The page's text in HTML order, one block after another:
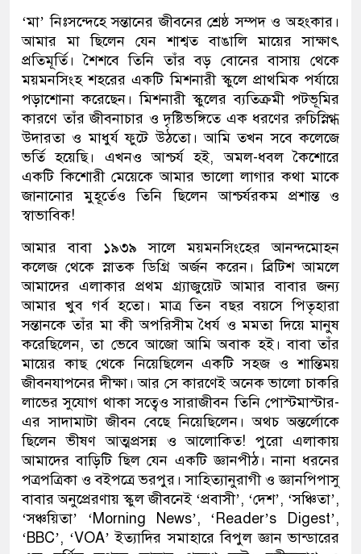
‘মা’ নিঃসন্দেহে সন্তানের জীবনের শ্রেষ্ঠ সম্পদ ও অহংকার।
আমার মা ছিলেন যেন শাশ্বত বাঙালি মায়ের সাক্ষাৎ
প্রতিমূর্তি। শৈশবে তিনি তাঁর বড় বোনের বাসায় থেকে
ময়মনসিংহ শহরের একটি মিশনারী স্কুলে প্রাথমিক পর্যায়ে
পড়াশোনা করেছেন। মিশনারী স্কুলের ব্যতিক্রমী পটভূমির
কারণে তাঁর জীবনাচার ও দৃষ্টিভঙ্গিতে এক ধরণের রুচিস্নিগ্ধ
উদারতা ও মাধুর্য ফুটে উঠতো। আমি তখন সবে কলেজে
ভর্তি হয়েছি। এখনও আশ্চর্য হই, অমল-ধবল কৈশোরে
একটি কিশোরী মেয়েকে আমার ভালো লাগার কথা মাকে
জানানোর মুহূর্তেও তিনি ছিলেন আশ্চর্যরকম প্রশান্ত ও
স্বাভাবিক!
আমার বাবা ১৯৩৯ সালে ময়মনসিংহের আনন্দমোহন
কলেজ থেকে স্নাতক ডিগ্রি অর্জন করেন। ব্রিটিশ আমলে
আমাদের এলাকার প্রথম গ্র্যাজুয়েট আমার বাবার জন্য
আমার খুব গর্ব হতো। মাত্র তিন বছর বয়সে পিতৃহারা
সন্তানকে তাঁর মা কী অপরিসীম ধৈর্য ও মমতা দিয়ে মানুষ
করেছিলেন, তা ভেবে আজো আমি অবাক হই। বাবা তাঁর
মায়ের কাছ থেকে নিয়েছিলেন একটি সহজ ও শান্তিময়
জীবনযাপনের দীক্ষা। আর সে কারণেই অনেক ভালো চাকরি
লাভের সুযোগ থাকা সত্বেও সারাজীবন তিনি পোস্টমাস্টার-
এর সাদামাটা জীবন বেছে নিয়েছিলেন। অথচ অন্তর্লোকে
ছিলেন ভীষণ আত্মপ্রসন্ন ও আলোকিত! পুরো এলাকায়
আমাদের বাড়িটি ছিল যেন একটি জ্ঞানপীঠ। নানা ধরনের
পত্রপত্রিকা ও বইপত্রে ভরপুর। সাহিত্যানুরাগী ও জ্ঞানপিপাসু
বাবার অনুপ্রেরণায় স্কুল জীবনেই ‘প্রবাসী’, ‘দেশ’, ‘সঞ্চিতা’,
‘সঞ্চয়িতা’ ‘Morning News’, ‘Reader’s Digest’,
‘BBC’, ‘VOA’ ইত্যাদির সমাহারে বিপুল জ্ঞান ভান্ডারের